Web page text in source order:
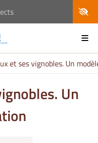
et ses vignobles. Un
Un